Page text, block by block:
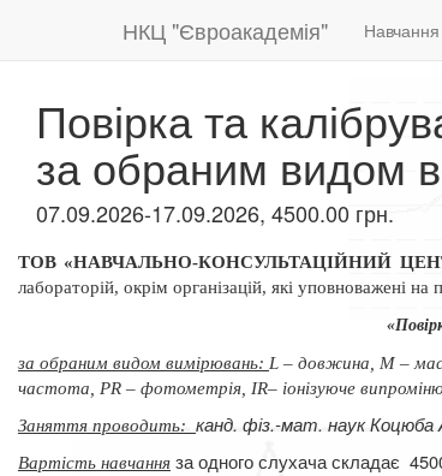
НКЦ "Євроакадемія" Навчання
Повірка та
за обраним видом
07.09.2026-17.09.2026, 4500.00 грн.
ТОВ «НАВЧАЛЬНО-КОНСУЛЬТАЦІЙНИЙ
лабораторій, окрім організацій, які уповноважені
за обраним видом вимірювань: L – довжина, М –
частота, РR – фотометрія, ІR– іонізуюче
Заняття проводить: канд. фіз.-мат. наук
Вартість навчання за одного слухача складає